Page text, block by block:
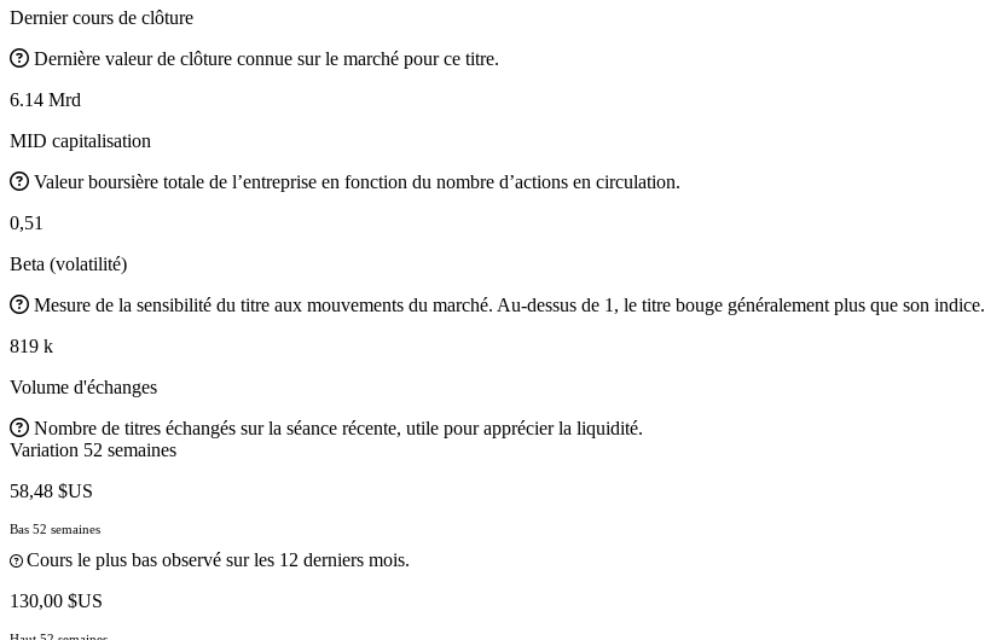
Dernier cours de clôture
Dernière valeur de clôture connue sur le marché pour ce titre.
6.14 Mrd
MID capitalisation
Valeur boursière totale de l’entreprise en fonction du nombre d’actions en circulation.
0,51
Beta (volatilité)
Mesure de la sensibilité du titre aux mouvements du marché. Au-dessus de 1, le titre bouge généralement plus que son indice.
819 k
Volume d'échanges
Nombre de titres échangés sur la séance récente, utile pour apprécier la liquidité.
Variation 52 semaines
58,48 $US
Bas 52 semaines
Cours le plus bas observé sur les 12 derniers mois.
130,00 $US